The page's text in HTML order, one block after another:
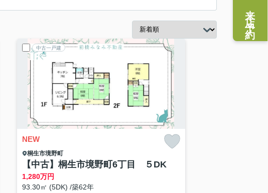
中古一戸建
NEW
桐生市境野町
【中古】桐生市境野町6丁目 ５DK
1,280万円
93.30㎡ (5DK) /築62年
来店予約